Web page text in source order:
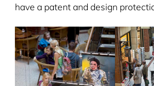
have a patent and design